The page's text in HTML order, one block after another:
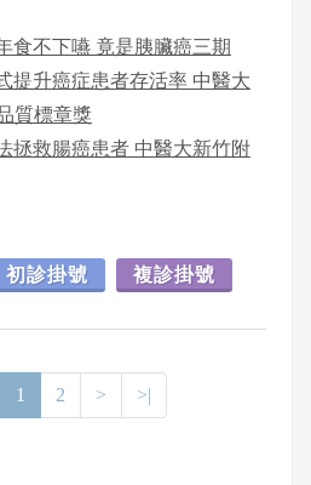
食不下嚥 竟是胰臟癌三期
提升癌症患者存活率 中醫大
質標章獎
拯救腸癌患者 中醫大新竹附
初診掛號 複診掛號
1 2 > >|